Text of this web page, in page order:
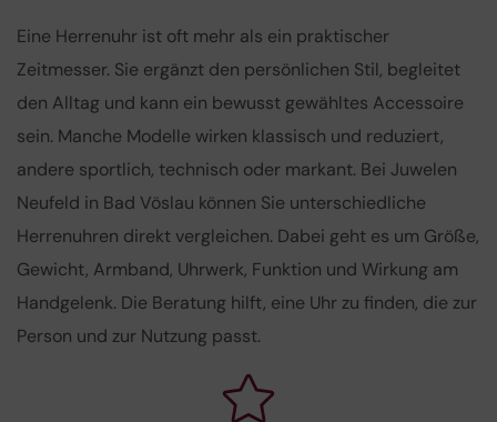
Eine Herrenuhr ist oft mehr als ein praktischer
Zeitmesser. Sie ergänzt den persönlichen Stil, begleitet
den Alltag und kann ein bewusst gewähltes Accessoire
sein. Manche Modelle wirken klassisch und reduziert,
andere sportlich, technisch oder markant. Bei Juwelen
Neufeld in Bad Vöslau können Sie unterschiedliche
Herrenuhren direkt vergleichen. Dabei geht es um Größe,
Gewicht, Armband, Uhrwerk, Funktion und Wirkung am
Handgelenk. Die Beratung hilft, eine Uhr zu finden, die zur
Person und zur Nutzung passt.